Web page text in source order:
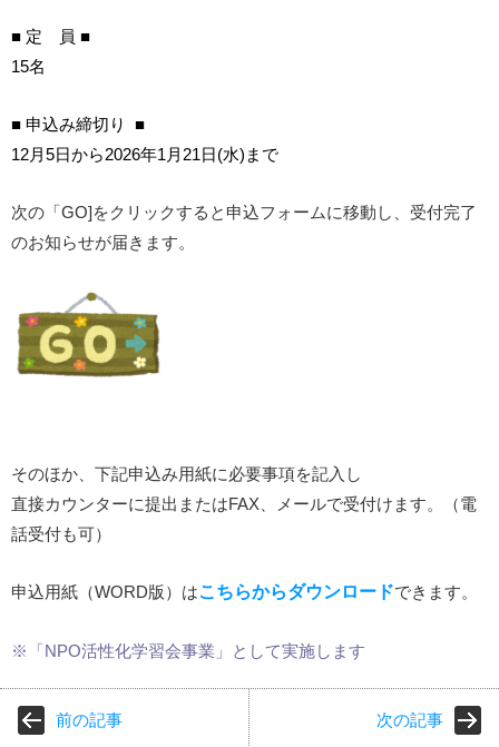
■ 定 員 ■
15名
■ 申込み締切り ■
12月5日から2026年1月21日(水)まで
次の「GO]をクリックすると申込フォームに移動し、受付完了
のお知らせが届きます。
そのほか、下記申込み用紙に必要事項を記入し
直接カウンターに提出またはFAX 、メールで受付けます。（電
話受付も可）
申込用紙（WORD版）はこちらからダウンロードできます。
※「NPO活性化学習会事業」として実施します
前の記事 次の記事